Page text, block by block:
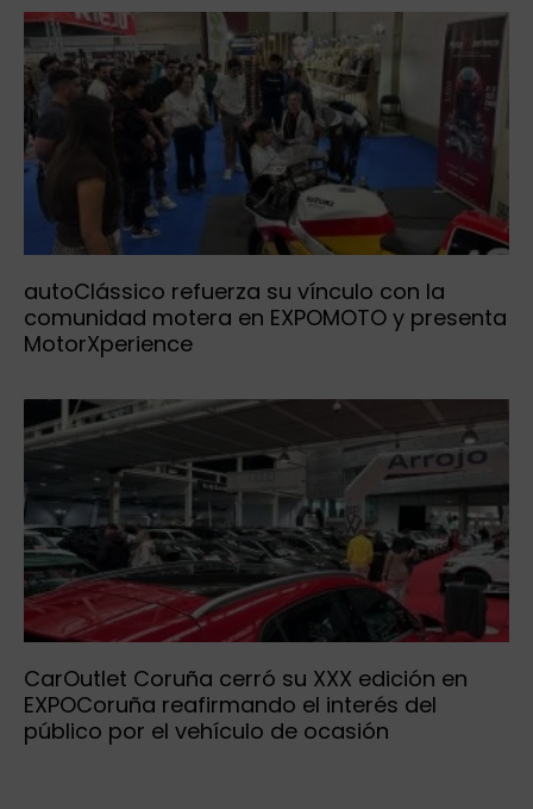
autoClássico refuerza su vínculo con la
comunidad motera en EXPOMOTO y presenta
MotorXperience
CarOutlet Coruña cerró su XXX edición en
EXPOCoruña reafirmando el interés del
público por el vehículo de ocasión